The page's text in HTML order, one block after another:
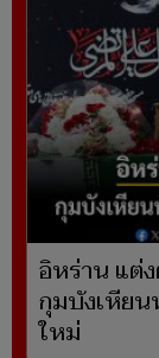
อิหร่าน แต่
กุมบังเหีย
ใหม่